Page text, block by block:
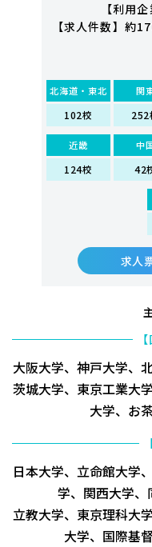
【利用
【求人件数】約
北海道・東北
102校
関
252
近畿
124校
中
42
求人
大阪大学、神戸大学、
茨城大学、東京工業大
大学、お
日本大学、立命館大学
学、関西大学
立教大学、東京理科大
大学、国際基